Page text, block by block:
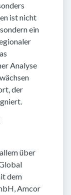
ist nicht
ein
Analyse
der
über
dem
Amcor